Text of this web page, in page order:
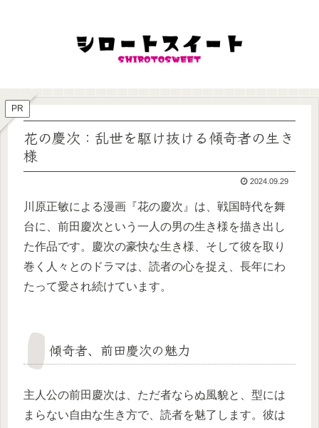
PR
花の慶次：乱世を駆け抜ける傾奇者の生き
様
2024.09.29
川原正敏による漫画『花の慶次』は、戦国時代を舞
台に、前田慶次という一人の男の生き様を描き出し
た作品です。慶次の豪快な生き様、そして彼を取り
巻く人々とのドラマは、読者の心を捉え、長年にわ
たって愛され続けています。
傾奇者、前田慶次の魅力
主人公の前田慶次は、ただ者ならぬ風貌と、型には
まらない自由な生き方で、読者を魅了します。彼は